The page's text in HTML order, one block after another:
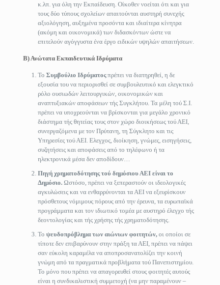
κ.λπ. για όλη την Εκπαίδευση. Οίκοθεν νοείται ότι και για
τους δύο τύπους σχολείων απαιτούνται αυστηρή συνεχής
αξιολόγηση, αυξημένα προσόντα και ιδιαίτερα κίνητρα
(ακόμη και οικονομικά) των διδασκόντων ώστε να
επιτελούν αγόγγυστα ένα έργο ειδικών υψηλών απαιτήσεων.
Β) Ανώτατα Εκπαιδευτικά Ιδρύματα
Το Συμβούλιο Ιδρύματοςπρέπει να διατηρηθεί, η δε
εξουσία του να περιορισθεί σε συμβουλευτικό και ελεγκτικό
ρόλο ουσιωδών λειτουργικών, οικονομικών και
αναπτυξιακών αποφάσεων τής Συγκλήτου. Τα μέλη τού Σ.Ι.
πρέπει να υποχρεούνται να βρίσκονται για μεγάλο χρονικό
διάστημα τής θητείας τους στον χώρο διοικήσεως τού ΑΕΙ,
συνεργαζόμενα με τον Πρύτανη, τη Σύγκλητο και τις
Υπηρεσίες τού ΑΕΙ. Ελεγχος, διοίκηση, γνώμες, εισηγήσεις,
συζητήσεις και αποφάσεις από το τηλέφωνο ή τα
ηλεκτρονικά μέσα δεν αποδίδουν…
Πηγή χρηματοδότησης τού δημόσιου ΑΕΙ είναι το
Δημόσιο.Ωστόσο, πρέπει να ξεπεραστούν οι ιδεολογικές
αγκυλώσεις και να ενθαρρύνονται τα ΑΕΙ να εξευρίσκουν
πρόσθετους νόμιμους πόρους από την έρευνα, τα ευρωπαϊκά
προγράμματα και τον ιδιωτικό τομέα με αυστηρό έλεγχο τής
δεοντολογίας και τής χρήσης τής χρηματοδότησης.
Το ψευδοπρόβλημα των αιώνιων φοιτητών,οι οποίοι σε
τίποτε δεν επιβαρύνουν στην πράξη τα ΑΕΙ, πρέπει να πάψει
σαν εύκολη καραμέλα να αποπροσανατολίζει την κοινή
γνώμη από τα πραγματικά προβλήματα τού Πανεπιστημίου.
Το μόνο που πρέπει να απαγορευθεί στους φοιτητές αυτούς
είναι η συνδικαλιστική συμμετοχή (να μην παραμένουν –